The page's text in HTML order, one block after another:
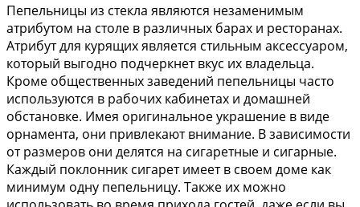
Пепельницы из стекла являются незаменимым
атрибутом на столе в различных барах и ресторанах.
Атрибут для курящих является стильным аксессуаром,
который выгодно подчеркнет вкус их владельца.
Кроме общественных заведений пепельницы часто
используются в рабочих кабинетах и домашней
обстановке. Имея оригинальное украшение в виде
орнамента, они привлекают внимание. В зависимости
от размеров они делятся на сигаретные и сигарные.
Каждый поклонник сигарет имеет в своем доме как
минимум одну пепельницу. Также их можно